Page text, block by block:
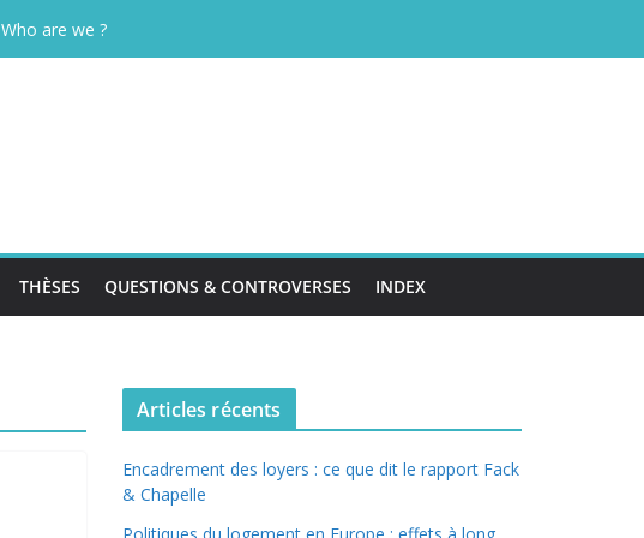
Who are we ?
THÈSES QUESTIONS & CONTROVERSES INDEX
Articles récents
Encadrement des loyers : ce que dit le rapport Fack
& Chapelle
Politiques du logement en Europe : effets à long